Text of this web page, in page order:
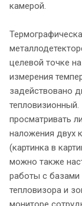
камерой.
целевой точке
измерения
задействовано
просматривать
наложения двух
(картинка в
можно также
работы с базами
тепловизора и